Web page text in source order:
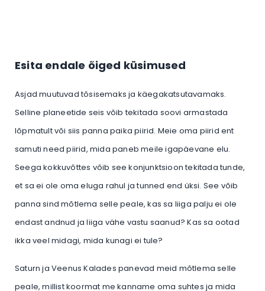
Esita endale õiged küsimused
Asjad muutuvad tõsisemaks ja käegakatsutavamaks.
Selline planeetide seis võib tekitada soovi armastada
lõpmatult või siis panna paika piirid. Meie oma piirid ent
samuti need piirid, mida paneb meile igapäevane elu.
Seega kokkuvõttes võib see konjunktsioon tekitada tunde,
et sa ei ole oma eluga rahul ja tunned end üksi. See võib
panna sind mõtlema selle peale, kas sa liiga palju ei ole
endast andnud ja liiga vähe vastu saanud? Kas sa ootad
ikka veel midagi, mida kunagi ei tule?
Saturn ja Veenus Kalades panevad meid mõtlema selle
peale, millist koormat me kanname oma suhtes ja mida